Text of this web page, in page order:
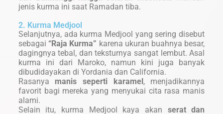
jenis kurma ini saat Ramadan tiba.
2. Kurma Medjool
Selanjutnya, ada kurma Medjool yang sering disebut
sebagai “Raja Kurma” karena ukuran buahnya besar,
dagingnya tebal, dan teksturnya sangat lembut. Asal
kurma ini dari Maroko, namun kini juga banyak
dibudidayakan di Yordania dan California.
Rasanya manis seperti karamel , menjadikannya
favorit bagi mereka yang menyukai cita rasa manis
alami.
Selain itu, kurma Medjool kaya akan serat dan